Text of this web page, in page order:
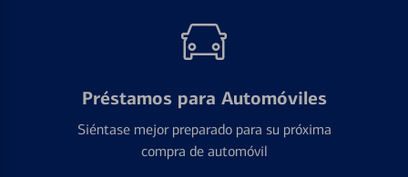
Préstamos para Automóviles
Siéntase mejor preparado para su próxima
compra de automóvil